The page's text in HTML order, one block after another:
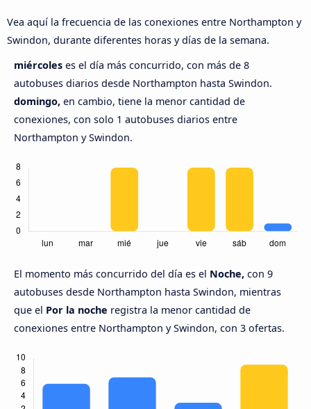
Vea aquí la frecuencia de las conexiones entre Northampton y
Swindon, durante diferentes horas y días de la semana.
miércoles es el día más concurrido, con más de 8
autobuses diarios desde Northampton hasta Swindon.
domingo, en cambio, tiene la menor cantidad de
conexiones, con solo 1 autobuses diarios entre
Northampton y Swindon.
El momento más concurrido del día es el Noche, con 9
autobuses desde Northampton hasta Swindon, mientras
que el Por la noche registra la menor cantidad de
conexiones entre Northampton y Swindon, con 3 ofertas.